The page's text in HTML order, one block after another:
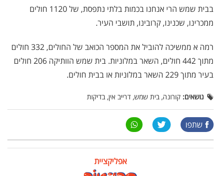
בבית שמש הרי אנחנו בכמות בלתי נתפסת, של 1120 חולים
ממכרינו, שכנינו, קרובינו, תושבי העיר.
רמה א ממשיכה להוביל את המספר הכואב של החולים, 332 חולים
מתוך 442 חולים, השאר במלוניות. בית שמש הוותיקה 206 חולים
בעיר מתוך 229 השאר במלוניות או בבית חולים.
נושאים: קורונה, בית שמש, דרייב אין, בדיקות
שתפו
אפליקציית